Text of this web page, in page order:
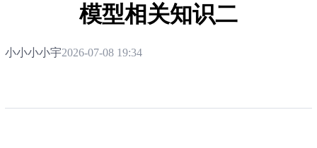
模型相关知识二
小小小小宇2026-07-08 19:34